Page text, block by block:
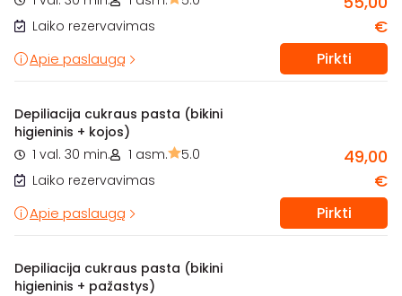
Laiko rezervavimas
€
Apie paslaugą Pirkti
Depiliacija cukraus pasta (bikini
higieninis + kojos)
1 val. 30 min.
1 asm.
5.0
Laiko rezervavimas
49,00
€
Apie paslaugą Pirkti
Depiliacija cukraus pasta (bikini
higieninis + pažastys)